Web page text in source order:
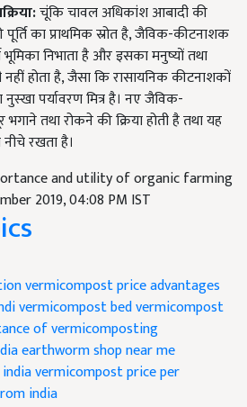
चूंकि चावल अधिकांश आबादी की
का प्राथमिक स्रोत है, जैविक-कीटनाशक
निभाता है और इसका मनुष्यों तथा
होता है, जैसा कि रासायनिक कीटनाशकों
पर्यावरण मित्र है। नए जैविक-
भगाने तथा रोकने की क्रिया होती है तथा यह
रखता है।
and utility of organic farming
2019, 04:08 PM IST
vermicompostprice advantages
vermicompost bedvermicompost
of vermicomposting
earthworm shop near me
vermicompost price per
india